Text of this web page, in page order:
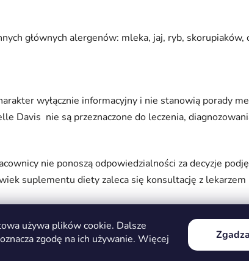
używa plików cookie. Dalsze
zgodę na ich używanie. Więcej
głównych alergenów: mleka, jaj, ryb,
wyłącznie informacyjny i nie stanowią porady
Davis nie są przeznaczone do leczenia,
nie ponoszą odpowiedzialności za decyzje
suplementu diety zaleca się konsultację z
odpowiedzialność użytkownika.